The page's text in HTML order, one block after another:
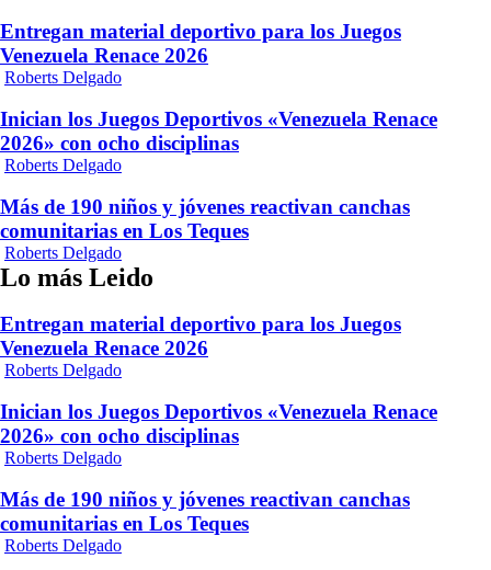
Entregan material deportivo para los Juegos
Venezuela Renace 2026
Roberts Delgado
Inician los Juegos Deportivos «Venezuela Renace
2026» con ocho disciplinas
Roberts Delgado
Más de 190 niños y jóvenes reactivan canchas
comunitarias en Los Teques
Roberts Delgado
Lo más Leido
Entregan material deportivo para los Juegos
Venezuela Renace 2026
Roberts Delgado
Inician los Juegos Deportivos «Venezuela Renace
2026» con ocho disciplinas
Roberts Delgado
Más de 190 niños y jóvenes reactivan canchas
comunitarias en Los Teques
Roberts Delgado